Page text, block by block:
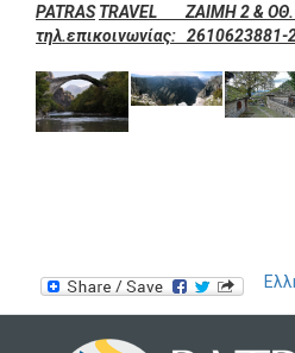
PATRAS TRAVEL ΖΑΙΜΗ 2 &
τηλ.επικοινωνίας: 2610623881-